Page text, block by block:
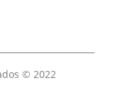
© 2022